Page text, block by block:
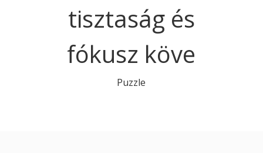
tisztaság és
fókusz köve
Puzzle